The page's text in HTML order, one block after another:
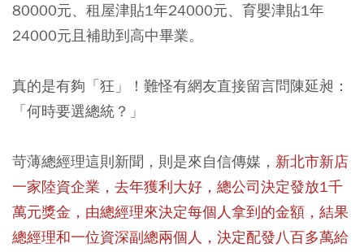
80000元、租屋津貼1年24000元、育嬰津貼1年
24000元且補助到高中畢業。
真的是有夠「狂」！難怪有網友直接留言問陳延昶：
「何時要選總統？」
苛薄總經理這則新聞，則是來自信傳媒， 新北市新店
一家陸資企業，去年獲利大好，總公司決定發放1千
萬元獎金，由總經理來決定每個人拿到的金額，結果
總經理和一位資深副總兩個人，決定配發八百多萬給